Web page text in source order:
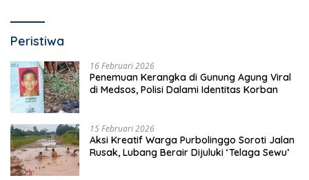
Peristiwa
16 Februari 2026
Penemuan Kerangka di Gunung Agung Viral
di Medsos, Polisi Dalami Identitas Korban
15 Februari 2026
Aksi Kreatif Warga Purbolinggo Soroti Jalan
Rusak, Lubang Berair Dijuluki ‘Telaga Sewu’